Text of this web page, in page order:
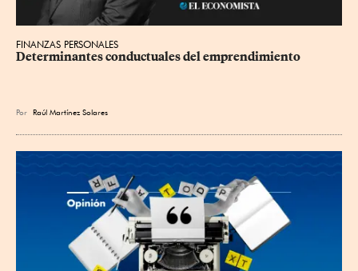
FINANZAS PERSONALES
Determinantes conductuales del emprendimiento
Por Raúl Martínez Solares